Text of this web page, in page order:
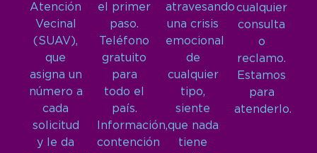
Atención
Vecinal
(SUAV),
que
asigna un
número a
cada
solicitud
y le da
el primer
paso.
Teléfono
gratuito
para
todo el
país.
Información,
contención
atravesando
una crisis
emocional
de
cualquier
tipo,
siente
que nada
tiene
cualquier
consulta
o
reclamo.
Estamos
para
atenderlo.